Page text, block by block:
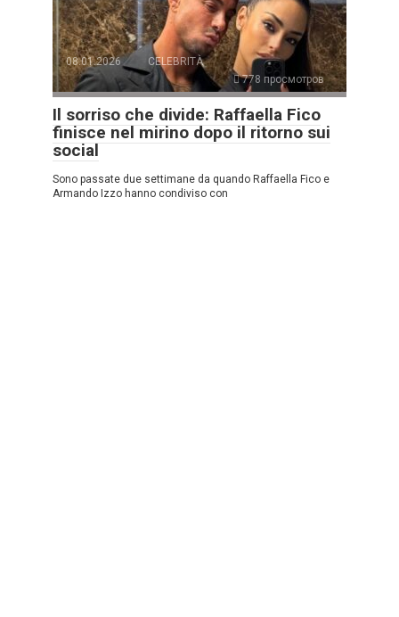
08.01.2026
CELEBRITÀ
778 просмотров
Il sorriso che divide: Raffaella Fico
finisce nel mirino dopo il ritorno sui
social
Sono passate due settimane da quando Raffaella Fico e
Armando Izzo hanno condiviso con